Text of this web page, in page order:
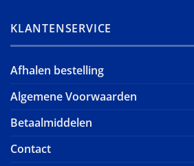
KLANTENSERVICE
Afhalen bestelling
Algemene Voorwaarden
Betaalmiddelen
Contact